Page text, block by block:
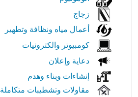
زجاج
أعمال مياه ونظافة وتطهير
كومبيوتر والكترونيات
دعاية وإعلان
إنشاءات وبناء وهدم
مقاولات وتشطيبات متكاملة